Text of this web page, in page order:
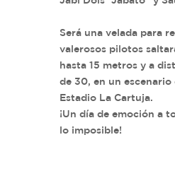
Será una velada para
valerosos pilotos
hasta 15 metros y a
de 30, en un escenario
Estadio La Cartuja.
¡Un día de emoción a
lo imposible!